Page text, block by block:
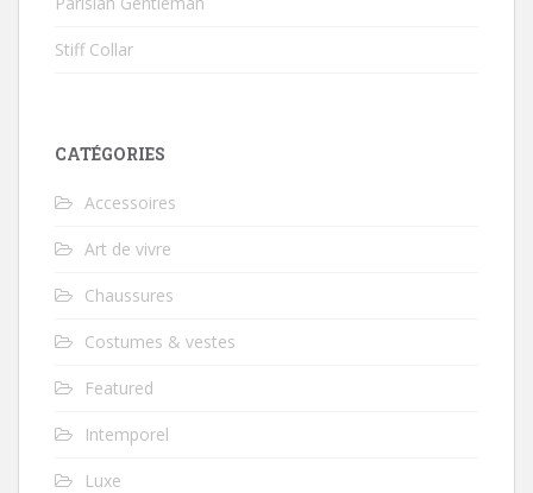
Stiff Collar
CATÉGORIES
Accessoires
Art de vivre
Chaussures
Costumes & vestes
Featured
Intemporel
Luxe